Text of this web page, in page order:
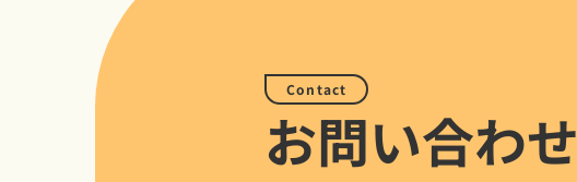
Contact
お問い合わせ